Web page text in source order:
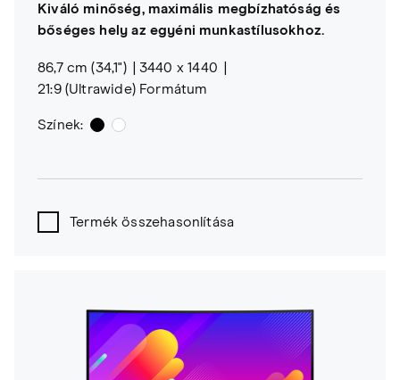
Kiváló minőség, maximális megbízhatóság és
bőséges hely az egyéni munkastílusokhoz.
86,7 cm (34,1")
3440 x 1440
21:9 (Ultrawide) Formátum
Színek:
Termék összehasonlítása